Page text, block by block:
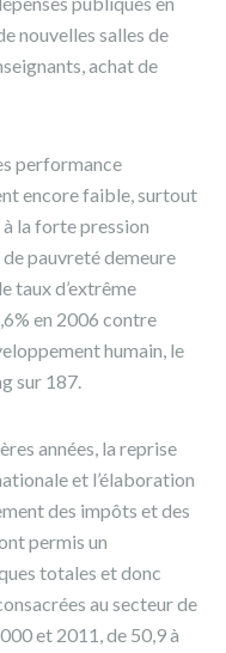
nouvelles salles de
achat de
performance
encore faible, surtout
la forte pression
pauvreté demeure
taux d’extrême
en 2006 contre
humain, le
sur 187.
années, la reprise
et l’élaboration
des impôts et des
permis un
totales et donc
au secteur de
et 2011, de 50,9 à